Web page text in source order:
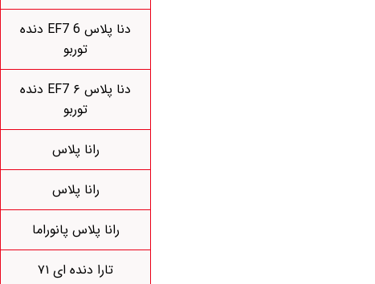
دنا پلاس EF7 6 دنده
توربو
دنا پلاس ۶ EF7 دنده
توربو
رانا پلاس
رانا پلاس
رانا پلاس پانوراما
تارا دنده ای ۷۱